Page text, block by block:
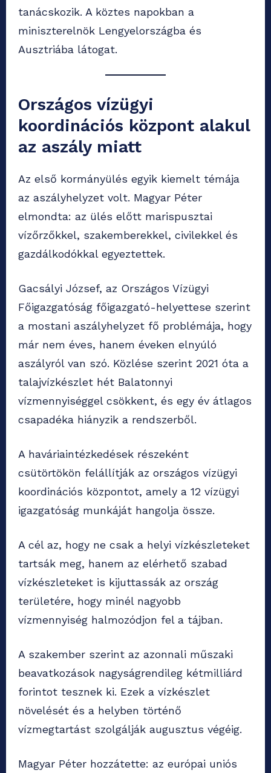
tanácskozik. A köztes napokban a
miniszterelnök Lengyelországba és
Ausztriába látogat.
Országos vízügyi
koordinációs központ alakul
az aszály miatt
Az első kormányülés egyik kiemelt témája
az aszályhelyzet volt. Magyar Péter
elmondta: az ülés előtt marispusztai
vízőrzőkkel, szakemberekkel, civilekkel és
gazdálkodókkal egyeztettek.
Gacsályi József, az Országos Vízügyi
Főigazgatóság főigazgató-helyettese szerint
a mostani aszályhelyzet fő problémája, hogy
már nem éves, hanem éveken elnyúló
aszályról van szó. Közlése szerint 2021 óta a
talajvízkészlet hét Balatonnyi
vízmennyiséggel csökkent, és egy év átlagos
csapadéka hiányzik a rendszerből.
A haváriaintézkedések részeként
csütörtökön felállítják az országos vízügyi
koordinációs központot, amely a 12 vízügyi
igazgatóság munkáját hangolja össze.
A cél az, hogy ne csak a helyi vízkészleteket
tartsák meg, hanem az elérhető szabad
vízkészleteket is kijuttassák az ország
területére, hogy minél nagyobb
vízmennyiség halmozódjon fel a tájban.
A szakember szerint az azonnali műszaki
beavatkozások nagyságrendileg kétmilliárd
forintot tesznek ki. Ezek a vízkészlet
növelését és a helyben történő
vízmegtartást szolgálják augusztus végéig.
Magyar Péter hozzátette: az európai uniós